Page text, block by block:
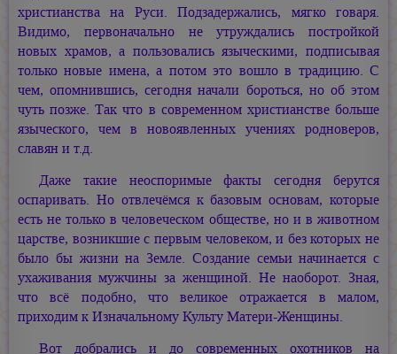
христианства на Руси. Подзадержались, мягко говаря.
Видимо, первоначально не утруждались постройкой
новых храмов, а пользовались языческими, подписывая
только новые имена, а потом это вошло в традицию. С
чем, опомнившись, сегодня начали бороться, но об этом
чуть позже. Так что в современном христианстве больше
языческого, чем в новоявленных учениях родноверов,
славян и т.д.
Даже такие неоспоримые факты сегодня берутся
оспаривать. Но отвлечёмся к базовым основам, которые
есть не только в человеческом обществе, но и в животном
царстве, возникшие с первым человеком, и без которых не
было бы жизни на Земле. Создание семьи начинается с
ухаживания мужчины за женщиной. Не наоборот. Зная,
что всё подобно, что великое отражается в малом,
приходим к Изначальному КультуМатери-Женщины.
Вот добрались и до современных охотников на